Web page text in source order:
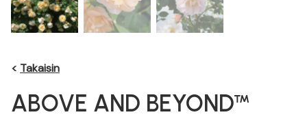
< Takaisin
ABOVE AND BEYOND™